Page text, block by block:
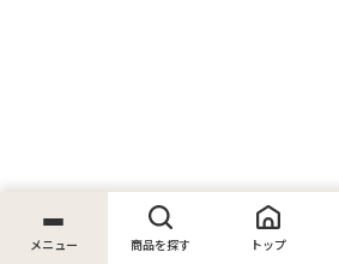
メニュー 商品を探す トップ